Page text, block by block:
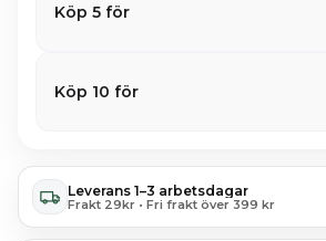
Köp 5 för
Köp 10 för
Leverans 1–3 arbetsdagar
Frakt 29kr • Fri frakt över 399 kr